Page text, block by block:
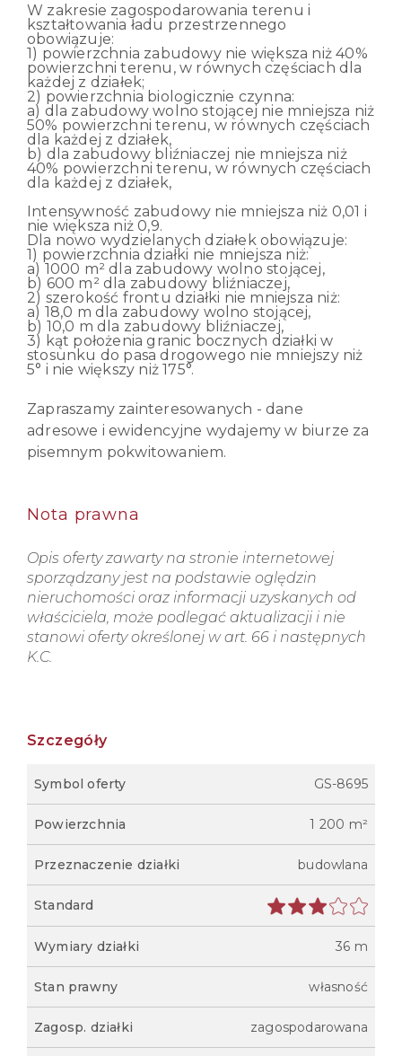
W zakresie zagospodarowania terenu i
kształtowania ładu przestrzennego
obowiązuje:
1) powierzchnia zabudowy nie większa niż 40%
powierzchni terenu, w równych częściach dla
każdej z działek;
2) powierzchnia biologicznie czynna:
a) dla zabudowy wolno stojącej nie mniejsza niż
50% powierzchni terenu, w równych częściach
dla każdej z działek,
b) dla zabudowy bliźniaczej nie mniejsza niż
40% powierzchni terenu, w równych częściach
dla każdej z działek,
Intensywność zabudowy nie mniejsza niż 0,01 i
nie większa niż 0,9.
Dla nowo wydzielanych działek obowiązuje:
1) powierzchnia działki nie mniejsza niż:
a) 1000 m² dla zabudowy wolno stojącej,
b) 600 m² dla zabudowy bliźniaczej,
2) szerokość frontu działki nie mniejsza niż:
a) 18,0 m dla zabudowy wolno stojącej,
b) 10,0 m dla zabudowy bliźniaczej,
3) kąt położenia granic bocznych działki w
stosunku do pasa drogowego nie mniejszy niż
5° i nie większy niż 175°.
Zapraszamy zainteresowanych - dane
adresowe i ewidencyjne wydajemy w biurze za
pisemnym pokwitowaniem.
Nota prawna
Opis oferty zawarty na stronie internetowej
sporządzany jest na podstawie oględzin
nieruchomości oraz informacji uzyskanych od
właściciela, może podlegać aktualizacji i nie
stanowi oferty określonej w art. 66 i następnych
K.C.
Szczegóły
Symbol oferty GS-8695
Powierzchnia 1 200 m²
Przeznaczenie działki budowlana
Standard
Wymiary działki 36 m
Stan prawny własność
Zagosp. działki zagospodarowana